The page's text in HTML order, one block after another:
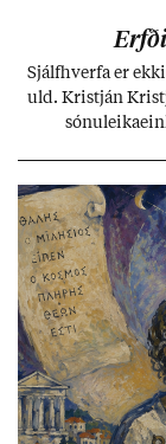
Sjálf­hverfa er
uld. Kristján